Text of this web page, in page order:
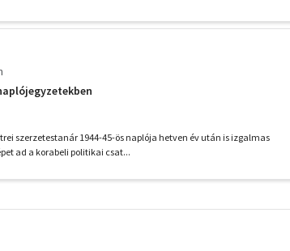
szerzetestanár 1944-45-ös naplója hetven év után is izgalmas
ad a korabeli politikai csat...
szűrők